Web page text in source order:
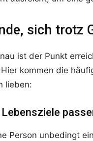
sich trotz
ist der Punkt
kommen die
lieben:
Lebensziele
Person unbedingt